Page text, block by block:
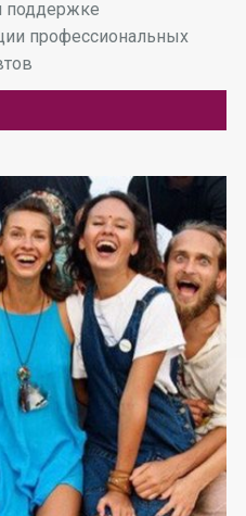
поддержке
профессиональных